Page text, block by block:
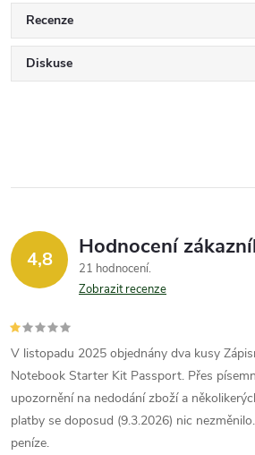
Recenze
Diskuse
4,8 Hodnocení
21 hodnocení
Zobrazit recenze
V listopadu 2025 objednány dva kusy
Notebook Starter Kit Passport. Přes
upozornění na nedodání zboží a
platby se doposud (9.3.2026) nic
peníze.